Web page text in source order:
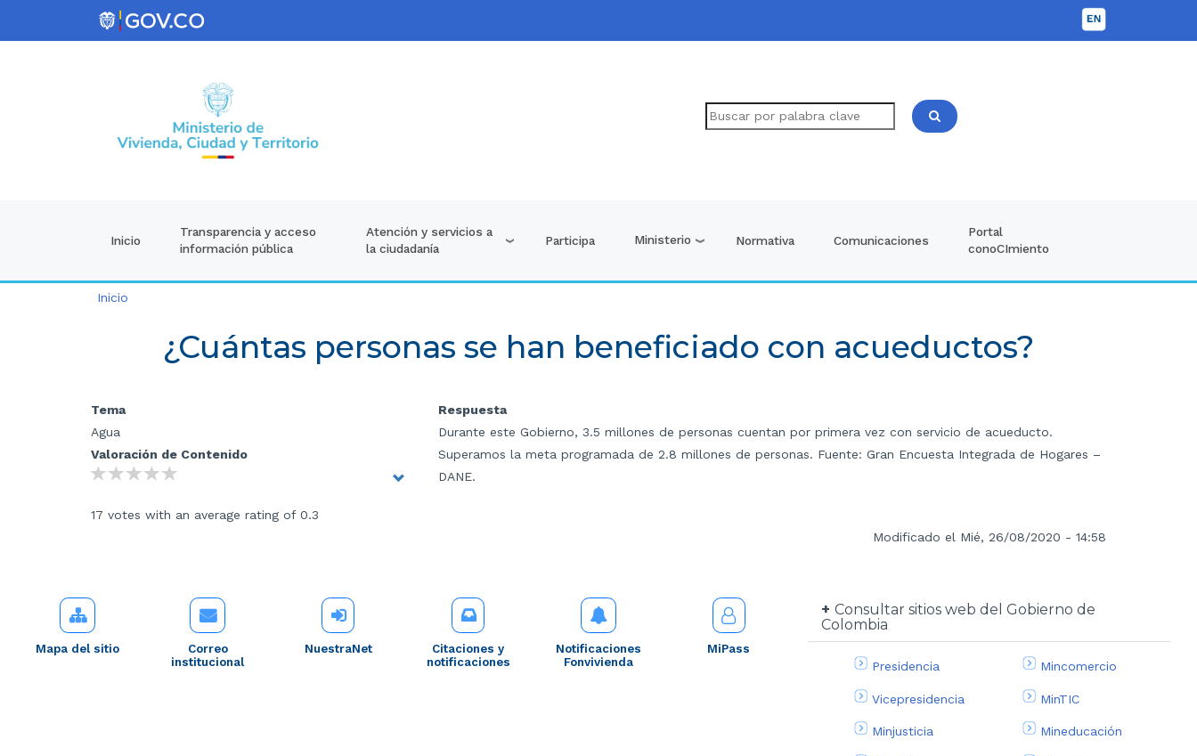
Inicio
Transparencia y acceso
información pública
Atención y servicios a
la ciudadanía
Participa Ministerio Normativa Comunicaciones
Portal
conoCImiento
Inicio
¿Cuántas personas se han beneficiado con acueductos?
Tema
Agua
Valoración de Contenido
17 votes with an average rating of 0.3
Respuesta
Durante este Gobierno, 3.5 millones de personas cuentan por primera vez con servicio de acueducto.
Superamos la meta programada de 2.8 millones de personas. Fuente: Gran Encuesta Integrada de Hogares –
DANE.
Modificado el Mié, 26/08/2020 - 14:58
Mapa del sitio
Correo
institucional
NuestraNet
Citaciones y
notificaciones
Notificaciones
Fonvivienda
MiPass
Consultar sitios web del Gobierno de
Colombia
Presidencia
Vicepresidencia
Minjusticia
Mincomercio
MinTIC
Mineducación